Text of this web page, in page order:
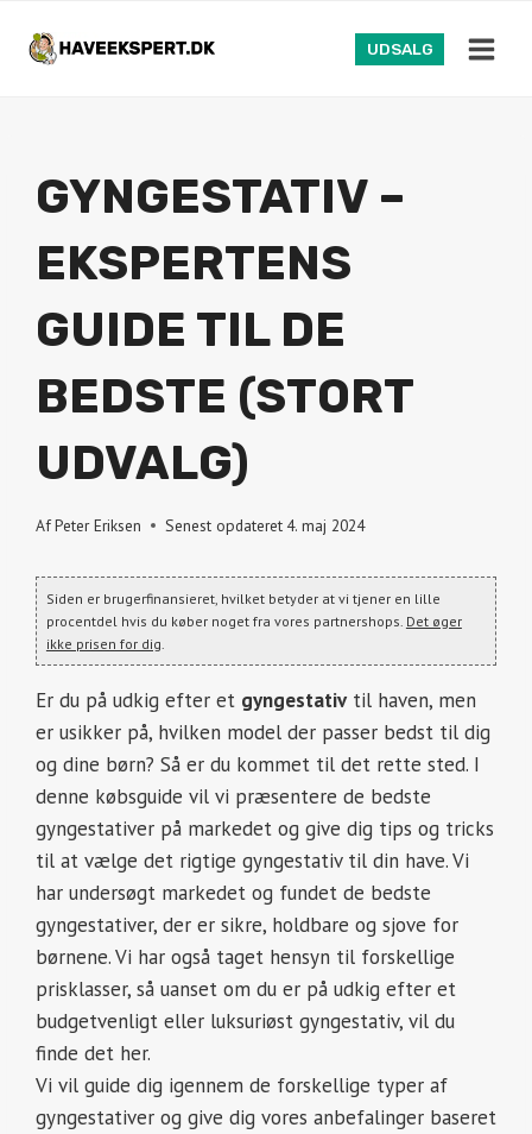
UDSALG
GYNGESTATIV –
EKSPERTENS
GUIDE TIL DE
BEDSTE (STORT
UDVALG)
AfPeter Eriksen Senest opdateret 4. maj 2024
Siden er brugerfinansieret, hvilket betyder at vi tjener en lille
procentdel hvis du køber noget fra vores partnershops. Det øger
ikke prisen for dig
Er du på udkig efter et gyngestativtil haven, men
er usikker på, hvilken model der passer bedst til dig
og dine børn? Så er du kommet til det rette sted. I
denne købsguide vil vi præsentere de bedste
gyngestativer på markedet og give dig tips og tricks
til at vælge det rigtige gyngestativ til din have. Vi
har undersøgt markedet og fundet de bedste
gyngestativer, der er sikre, holdbare og sjove for
børnene. Vi har også taget hensyn til forskellige
prisklasser, så uanset om du er på udkig efter et
budgetvenligt eller luksuriøst gyngestativ, vil du
finde det her.
Vi vil guide dig igennem de forskellige typer af
gyngestativer og give dig vores anbefalinger baseret